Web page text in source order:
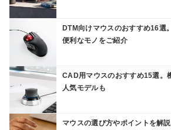
DTM向けマウスのおすすめ16選
便利なモノをご紹介
CAD用マウスのおすすめ15選。
人気モデルも
マウスの選び方やポイントを解